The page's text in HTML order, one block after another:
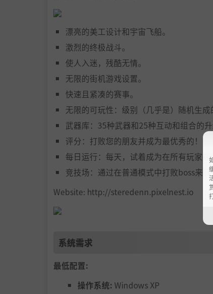
漂亮的美工设计和宇宙飞船。
激烈的终极战斗。
使人入迷，残酷无情。
无限的街机游戏设置。
快速且紧凑的赛事。
无限的可玩性：级别（几乎是）随机生成
武器库：35种武器和25种互动和组合的升
评分：打败您的朋友并成为最优秀的！
每日运行：每天，试着成为在所有玩家
竞技场：通过在普通模式中打败boss来
Website: http://steredenn.pixelnest.io
系统需求
最低配置:
操作系统: Windows XP